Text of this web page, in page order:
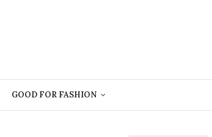
GOOD FOR FASHION